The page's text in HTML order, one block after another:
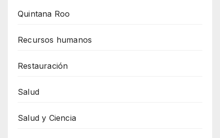
Quintana Roo
Recursos humanos
Restauración
Salud
Salud y Ciencia